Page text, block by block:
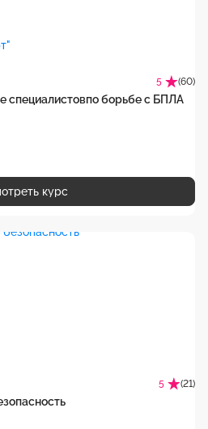
5 (60)
специалистовпо борьбе с БПЛА
курс
5 (21)